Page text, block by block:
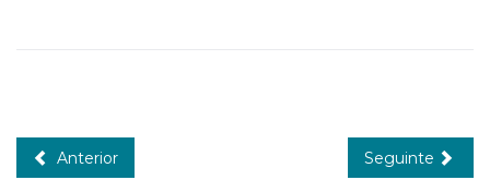
Anterior Seguinte